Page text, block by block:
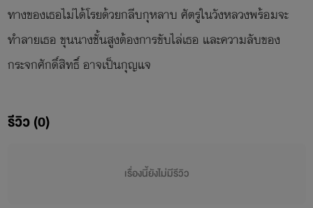
ทางของเธอไม่ได้โรยด้วยกลีบกุหลาบ ศัตรูในวังหลวงพร้อมจะ
ทำลายเธอ ขุนนางชั้นสูงต้องการขับไล่เธอ และความลับของ
กระจกศักดิ์สิทธิ์ อาจเป็นกุญแจ
รีวิว (0)
เรื่องนี้ยังไม่มีรีวิว